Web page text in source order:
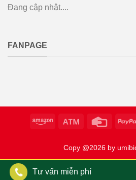
Đang cập nhật....
FANPAGE
Copy @2026 by
Tư vấn miễn phí